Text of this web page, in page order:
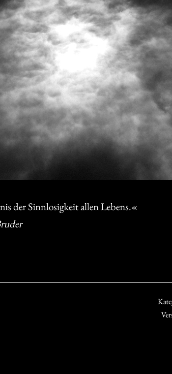
der Sinnlosigkeit allen Lebens.«